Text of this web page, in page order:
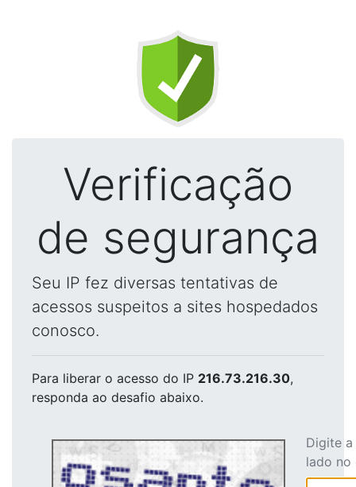
Verificação
de segurança
Seu IP fez diversas tentativas de
acessos suspeitos a sites hospedados
conosco.
Para liberar o acesso do IP 216.73.216.30,
responda ao desafio abaixo.
Digite
lado no